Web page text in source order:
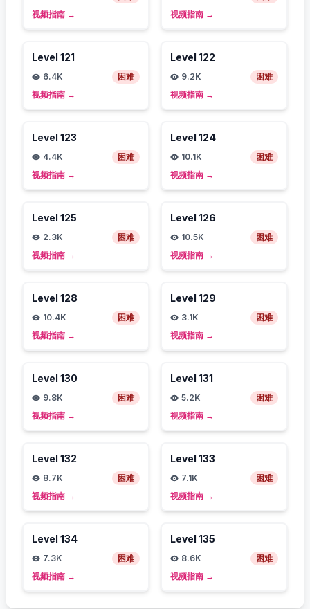
视频指南 →
视频指南 →
Level 121
6.4K
困难
视频指南 →
Level 122
9.2K
困难
视频指南 →
Level 123
4.4K
困难
视频指南 →
Level 124
10.1K
困难
视频指南 →
Level 125
2.3K
困难
视频指南 →
Level 126
10.5K
困难
视频指南 →
Level 128
10.4K
困难
视频指南 →
Level 129
3.1K
困难
视频指南 →
Level 130
9.8K
困难
视频指南 →
Level 131
5.2K
困难
视频指南 →
Level 132
8.7K
困难
视频指南 →
Level 133
7.1K
困难
视频指南 →
Level 134
7.3K
困难
视频指南 →
Level 135
8.6K
困难
视频指南 →